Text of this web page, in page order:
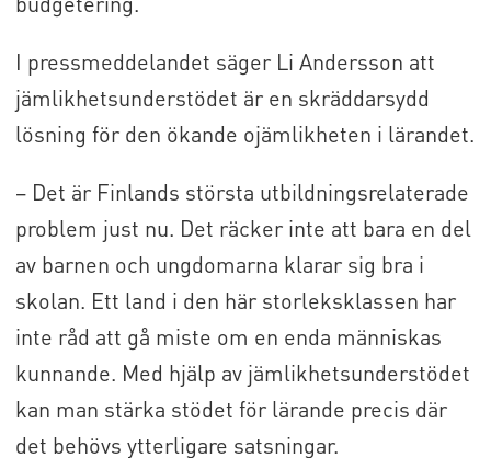
I pressmeddelandet säger Li Andersson att
jämlikhetsunderstödet är en skräddarsydd
lösning för den ökande ojämlikheten i lärandet.
– Det är Finlands största utbildningsrelaterade
problem just nu. Det räcker inte att bara en del
av barnen och ungdomarna klarar sig bra i
skolan. Ett land i den här storleksklassen har
inte råd att gå miste om en enda människas
kunnande. Med hjälp av jämlikhetsunderstödet
kan man stärka stödet för lärande precis där
det behövs ytterligare satsningar.